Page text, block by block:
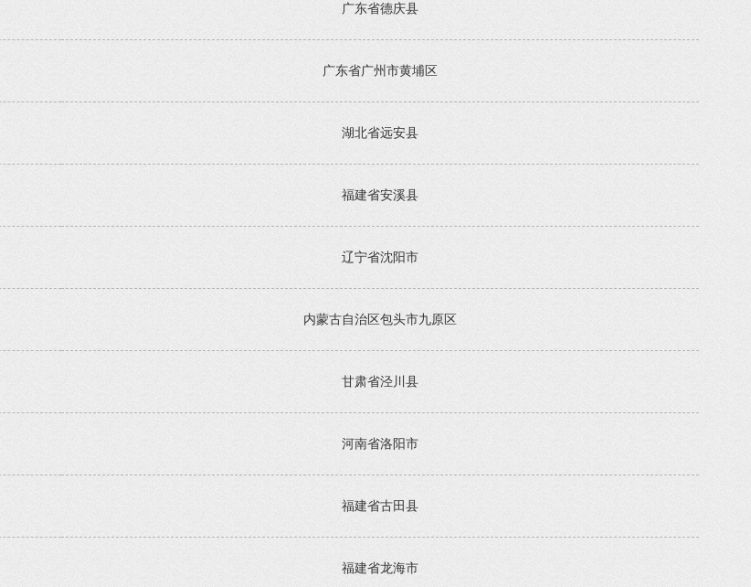
广东省德庆县
广东省广州市黄埔区
湖北省远安县
福建省安溪县
辽宁省沈阳市
内蒙古自治区包头市九原区
甘肃省泾川县
河南省洛阳市
福建省古田县
福建省龙海市